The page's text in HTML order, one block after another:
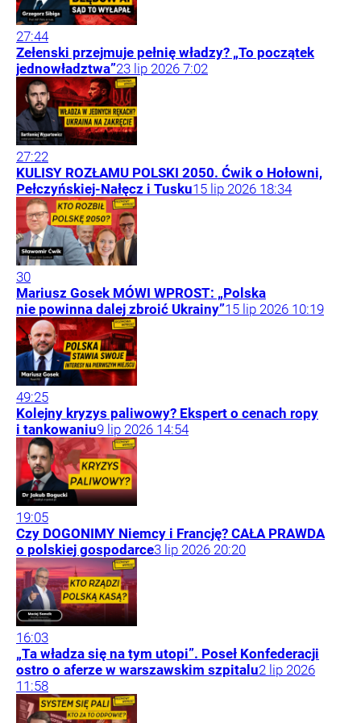
27:44
Zełenski przejmuje pełnię władzy? „To początek
jednowładztwa”23 lip 2026 7:02
27:22
KULISY ROZŁAMU POLSKI 2050. Ćwik o Hołowni,
Pełczyńskiej-Nałęcz i Tusku15 lip 2026 18:34
30
Mariusz Gosek MÓWI WPROST: „Polska
nie powinna dalej zbroić Ukrainy”15 lip 2026 10:19
49:25
Kolejny kryzys paliwowy? Ekspert o cenach ropy
i tankowaniu9 lip 2026 14:54
19:05
Czy DOGONIMY Niemcy i Francję? CAŁA PRAWDA
o polskiej gospodarce3 lip 2026 20:20
16:03
„Ta władza się na tym utopi”. Poseł Konfederacji
ostro o aferze w warszawskim szpitalu2 lip 2026
11:58